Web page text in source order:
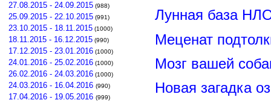
27.08.2015 - 24.09.2015 (988)
25.09.2015 - 22.10.2015 (991)
23.10.2015 - 18.11.2015 (1000)
18.11.2015 - 16.12.2015 (990)
17.12.2015 - 23.01.2016 (1000)
24.01.2016 - 25.02.2016 (1000)
26.02.2016 - 24.03.2016 (1000)
24.03.2016 - 16.04.2016 (990)
17.04.2016 - 19.05.2016 (999)
Лунная база
Меценат
Мозг вашей
Новая загадка